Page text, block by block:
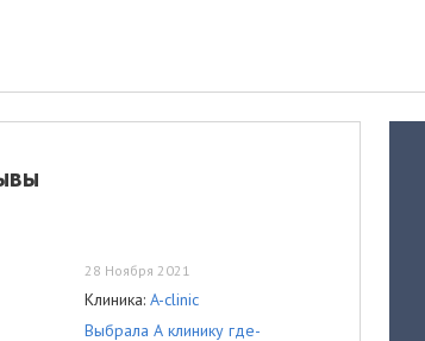
28 Ноября 2021
Клиника: A-clinic
Выбрала А клинику где-